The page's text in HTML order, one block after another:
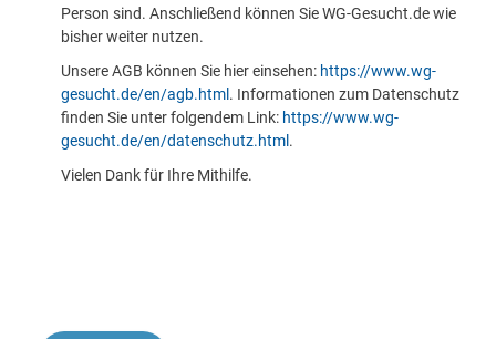
Person sind. Anschließend können Sie WG-Gesucht.de wie
bisher weiter nutzen.
Unsere AGB können Sie hier einsehen: https://www.wg-
gesucht.de/en/agb.html . Informationen zum Datenschutz
finden Sie unter folgendem Link: https://www.wg-
gesucht.de/en/datenschutz.html .
Vielen Dank für Ihre Mithilfe.